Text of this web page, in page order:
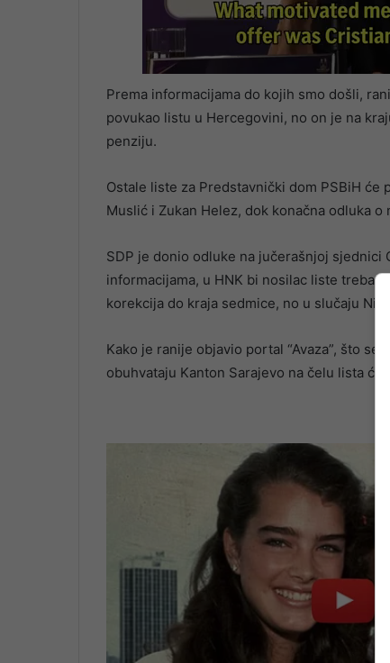
Prema informacijama do kojih smo došli,
povukao listu u Hercegovini, no on je na
penziju.
Ostale liste za Predstavnički dom PSBiH će
Muslić i Zukan Helez, dok konačna odluka
SDP je donio odluke na jučerašnjoj sjednici
informacijama, u HNK bi nosilac liste
korekcija do kraja sedmice, no u slučaju
Kako je ranije objavio portal “Avaza”, što se
obuhvataju Kanton Sarajevo na čelu lista će